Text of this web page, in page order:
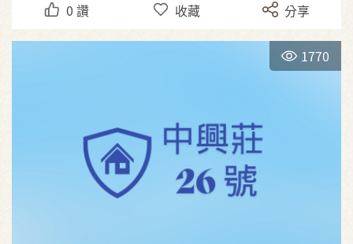
0 讚 收藏 分享
1770